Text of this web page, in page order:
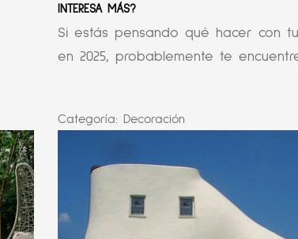
INTERESA MÁS?
Si estás pensando qué hacer con
en 2025, probablemente te
Categoría: Decoración